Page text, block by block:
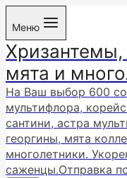
Перейти
содержимому
Меню
мята и
На Ваш выбор 600
мультифлора,
сантини, астра
георгины, мята
многолетники.
саженцы.Отправка